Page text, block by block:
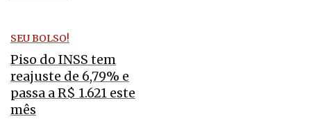
SEU BOLSO!
Piso do INSS tem
reajuste de 6,79% e
passa a R$ 1.621 este
mês